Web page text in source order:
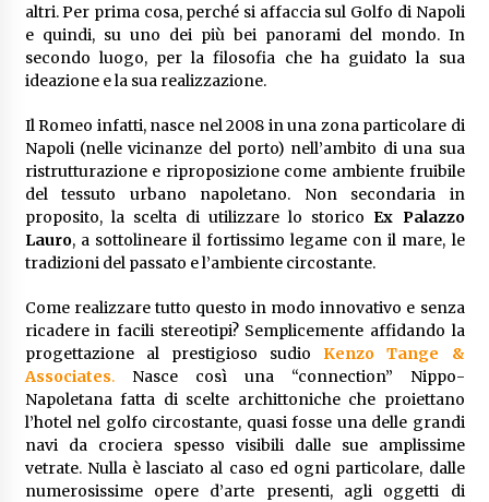
altri. Per prima cosa, perché si affaccia sul Golfo di Napoli
e quindi, su uno dei più bei panorami del mondo. In
secondo luogo, per la filosofia che ha guidato la sua
ideazione e la sua realizzazione.
Il Romeo infatti, nasce nel 2008 in una zona particolare di
Napoli (nelle vicinanze del porto) nell’ambito di una sua
ristrutturazione e riproposizione come ambiente fruibile
del tessuto urbano napoletano. Non secondaria in
proposito, la scelta di utilizzare lo storicoEx Palazzo
Lauro, a sottolineare il fortissimo legame con il mare, le
tradizioni del passato e l’ambiente circostante.
Come realizzare tutto questo in modo innovativo e senza
ricadere in facili stereotipi? Semplicemente affidando la
progettazione al prestigioso sudioKenzo Tange
&
Associates.Nasce così una “connection” Nippo-
Napoletana fatta di scelte archittoniche che proiettano
l’hotel nel golfo circostante, quasi fosse una delle grandi
navi da crociera spesso visibili dalle sue amplissime
vetrate. Nulla è lasciato al caso ed ogni particolare, dalle
numerosissime opere d’arte presenti, agli oggetti di